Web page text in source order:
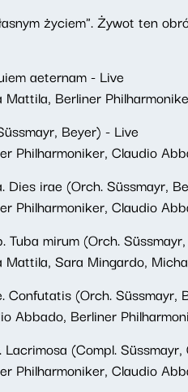
życiem". Żywot ten
aeternam - Live
Berliner
Beyer) - Live
Philharmoniker, Claudio
irae (Orch. Süssmayr,
Philharmoniker, Claudio
mirum (Orch.
Sara Mingardo,
(Orch. Süssmayr,
Abbado, Berliner
(Compl. Süssmayr,
Philharmoniker, Claudio